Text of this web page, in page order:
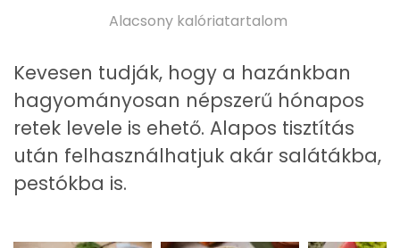
Alacsony kalóriatartalom
Kevesen tudják, hogy a hazánkban
hagyományosan népszerű hónapos
retek levele is ehető. Alapos tisztítás
után felhasználhatjuk akár salátákba,
pestókba is.